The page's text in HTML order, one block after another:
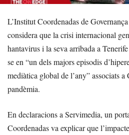
L’Institut Coordenadas de
considera que la crisi internacional
hantavirus i la seva arribada a
se en “un dels majors episodis
mediàtica global de l’any” associats a
pandèmia.
En declaracions a Servimedia, un
Coordenadas va explicar que